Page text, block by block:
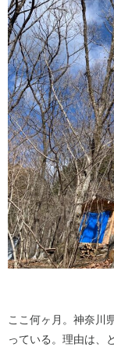
ここ何ヶ月。神奈川
っている。理由は、